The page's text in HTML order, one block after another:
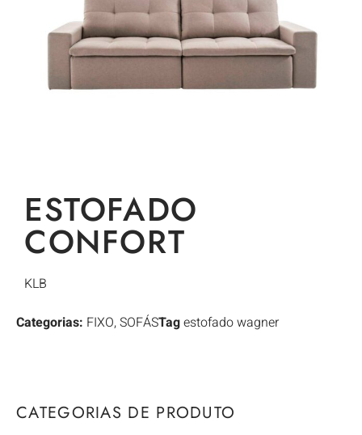
CATEGORIAS DE PRODUTO
ESTOFADO
CONFORT
KLB
Categorias: FIXO,SOFÁSTagestofado wagner